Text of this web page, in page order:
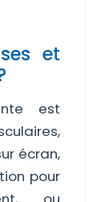
et
est
écran,
pour